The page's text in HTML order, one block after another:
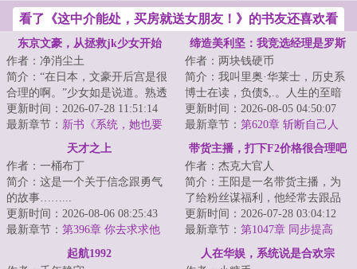
看了《这中介能处，买房就送女朋友！》的书友还喜欢看
东京文豪，从拯救jk少女开始
作者：净消尘土
简介：“在日本，文豪开后宫是很
合理的啊。”少女如是说道。熟透
的邻家太太，强势的御姐编辑，
知性的美女...
更新时间：2026-07-28 11:51:14
最新章节： 新书《系统，她也要
当我的狗吗？》
缔造美利坚：我竞选经理是罗斯
福
作者：两块钱硬币
简介：我叫里奥·华莱士，历史系
博士在读，负债$,.。人生的至暗
时刻，我失业了，原因是我在网
上喷了一家...
更新时间：2026-08-05 04:50:07
最新章节： 第620章 斩断自己人
天才之上
作者：一桶布丁
简介：这是一个关于信念跟勇气
的故事……...
更新时间：2026-08-06 08:25:43
最新章节： 第396章 你去求求他
带货主播，打下F2价格很合理吧
作者：杰克大官人
简介：王阳是一名带货主播，为
了给粉丝谋福利，他经常去跟品
牌方谈价格，让粉丝们以最低的
价格购买商品。...
更新时间：2026-07-28 03:04:12
最新章节： 第1047章 同步提高
起航1992
人在华娱，系统说是合欢宗